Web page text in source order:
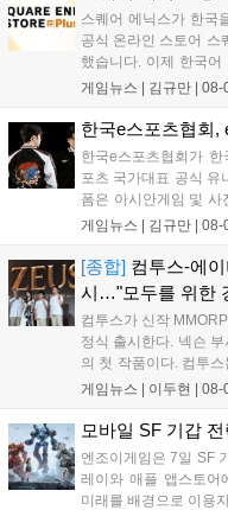
스퀘어 에닉스가 한국
공식 온라인 스토어 스
했습니다. 이제 한국어
어 등 주요 게임의 피
용 가능합니다....
게임뉴스 | 김규만 08-
한국e스포츠협회,
한국e스포츠협회가
포츠 국가대표 공식 유
폼은 아시안게임 및 사
구성된 컬렉션은 오는
서는 대회 규정에 따라
게임뉴스 | 김규만 08-
[종합] 컴투스-에
시…"모두를 위한
컴투스가 신작
정식 출시한다. 넥슨
의 첫 작품이다. 컴투
심 콘텐츠, 유료화 정
의 오만으로 균열이...
게임뉴스 | 이두현 08-
모바일 SF 기갑
엔조이게임은 7일 SF
레이와 애플 앱스토어
미래를 배경으로 이용